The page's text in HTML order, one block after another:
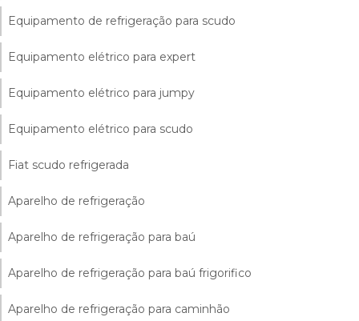
Equipamento de refrigeração para scudo
Equipamento elétrico para expert
Equipamento elétrico para jumpy
Equipamento elétrico para scudo
Fiat scudo refrigerada
Aparelho de refrigeração
Aparelho de refrigeração para baú
Aparelho de refrigeração para baú frigorifico
Aparelho de refrigeração para caminhão